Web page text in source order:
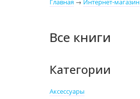
Главная → Интернет-магазин
Все книги
Категории
Аксессуары